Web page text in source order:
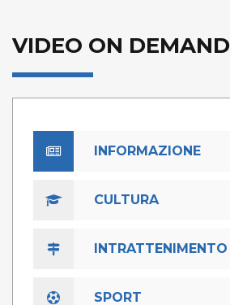
VIDEO ON DEMAND
INFORMAZIONE
CULTURA
INTRATTENIMENTO
SPORT